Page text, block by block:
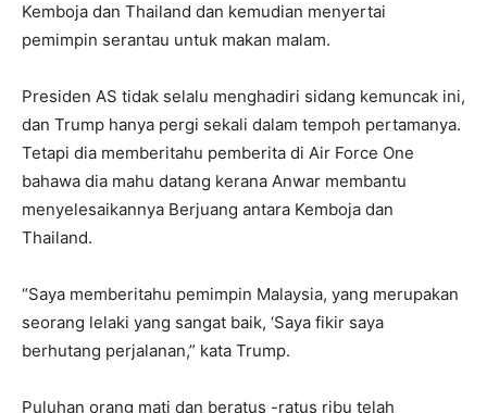
Kemboja dan Thailand dan kemudian menyertai
pemimpin serantau untuk makan malam.
Presiden AS tidak selalu menghadiri sidang kemuncak ini,
dan Trump hanya pergi sekali dalam tempoh pertamanya.
Tetapi dia memberitahu pemberita di Air Force One
bahawa dia mahu datang kerana Anwar membantu
menyelesaikannya Berjuang antara Kemboja dan
Thailand.
“Saya memberitahu pemimpin Malaysia, yang merupakan
seorang lelaki yang sangat baik, ‘Saya fikir saya
berhutang perjalanan,” kata Trump.
Puluhan orang mati dan beratus -ratus ribu telah